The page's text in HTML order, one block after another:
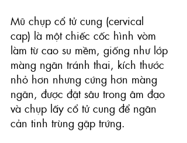
Mũ chụp cổ tử cung (cervical
cap) là một chiếc cốc hình vòm
làm từ cao su mềm, giống như lớp
màng ngăn tránh thai, kích thước
nhỏ hơn nhưng cứng hơn màng
ngăn, được đặt sâu trong âm đạo
và chụp lấy cổ tử cung để ngăn
cản tinh trùng gặp trứng.